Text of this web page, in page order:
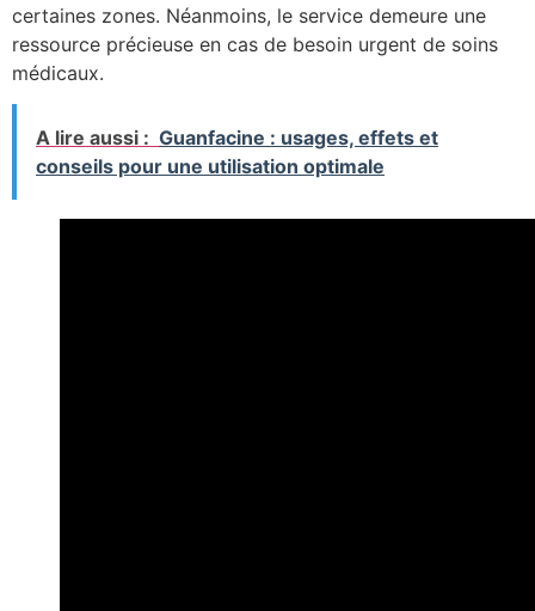
certaines zones. Néanmoins, le service demeure une
ressource précieuse en cas de besoin urgent de soins
médicaux.
A lire aussi : Guanfacine : usages, effets et
conseils pour une utilisation optimale